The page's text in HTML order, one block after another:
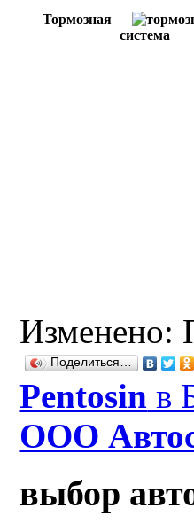
Тормозная
система
Изменено:
Поделиться…
Рentosin в
ООО
выбор